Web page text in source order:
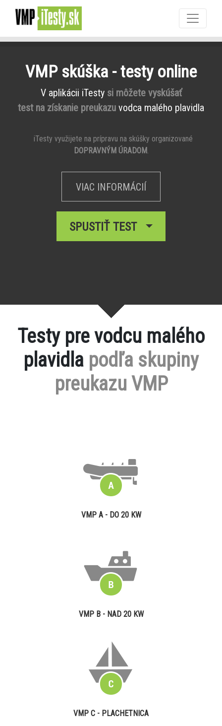
VMP skúška - testy online
V aplikácii iTesty si môžete vyskúšať
test na získanie preukazu vodca malého plavidla
iTesty využijete na prípravu na skúšky organizované
DOPRAVNÝM ÚRADOM.
VIAC INFORMÁCIÍ
SPUSTIŤ TEST
Testy pre vodcu malého
plavidla podľa skupiny
preukazu VMP
VMP A - DO 20 KW
VMP B - NAD 20 KW
VMP C - PLACHETNICA